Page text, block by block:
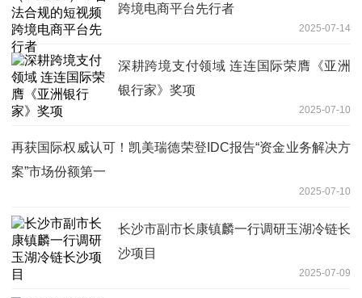
跨境电商平台先行者
2025-07-14
深耕跨境支付领域 连连国际荣膺《亚洲
银行家》奖项
2025-07-10
再获国际权威认可！凯美瑞德荣登IDC报告“资金业务解决方
案”市场份额第一
2025-07-10
长沙市副市长康镇麟一行调研玉湖冷链长
沙项目
2025-07-09